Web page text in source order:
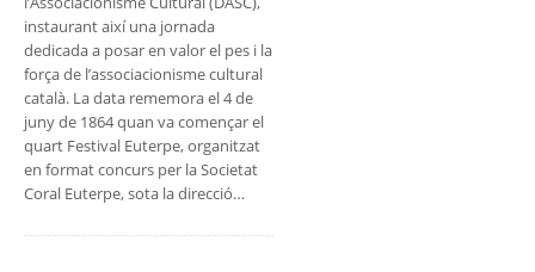
instaurant així una jornada
dedicada a posar en valor el pes i la
força de l’associacionisme cultural
català. La data rememora el 4 de
juny de 1864 quan va començar el
quart Festival Euterpe, organitzat
en format concurs per la Societat
Coral Euterpe, sota la direcció…